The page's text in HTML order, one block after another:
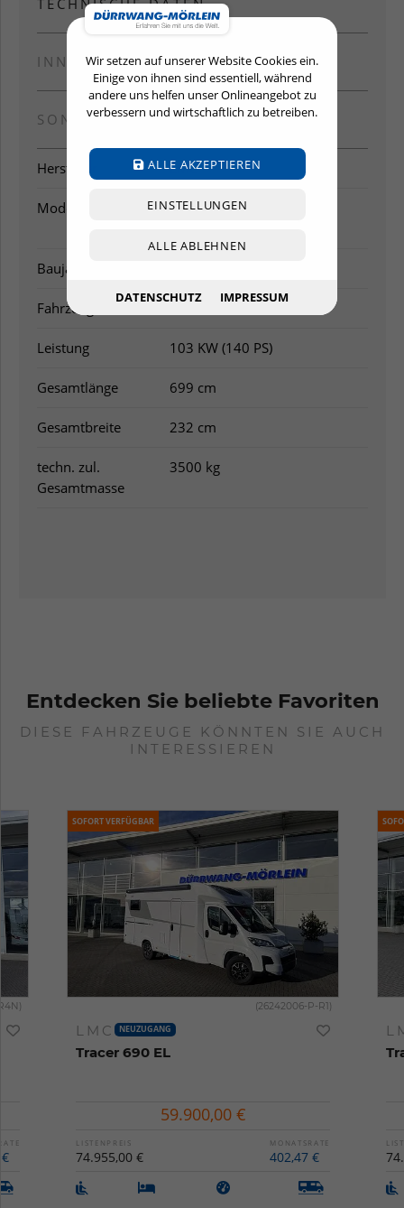
Wir setzen auf unserer Website Cookies ein.
Einige von ihnen sind essentiell, während
andere uns helfen unser Onlineangebot zu
verbessern und wirtschaftlich zu betreiben.
ALLE AKZEPTIEREN
EINSTELLUNGEN
ALLE ABLEHNEN
DATENSCHUTZ IMPRESSUM
INNENAUSSTATTUNG
SONDERAUSSTATTUNG
Hersteller LMC
Modell
Tourer Lift 70 H 663
Baujahr
Fahrzeugart Reisemobil
Leistung 103 KW (140 PS)
Gesamtlänge 699 cm
Gesamtbreite 232 cm
techn. zul.
Gesamtmasse
3500 kg
Entdecken Sie beliebte Favoriten
DIESE FAHRZEUGE KÖNNTEN SIE AUCH
INTERESSIEREN
SOFORT VERFÜGBAR
LMC NEUZUGANG
Tracer 690 EL
(26242006-P-R1)
59.900,00 €
LISTENPREIS
74.955,00 €
MONATSRATE
402,47 €